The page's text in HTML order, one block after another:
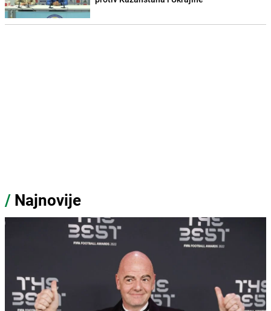
/ Najnovije